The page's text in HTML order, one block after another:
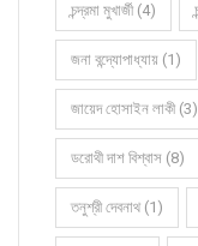
চন্দ্রমা মুখার্জী (4)
জনা বন্দ্যোপাধ্যায় (1)
জায়েদ হোসাইন লাকী (3)
ডরোথী দাশ বিশ্বাস (8)
তনুশ্রী দেবনাথ (1)